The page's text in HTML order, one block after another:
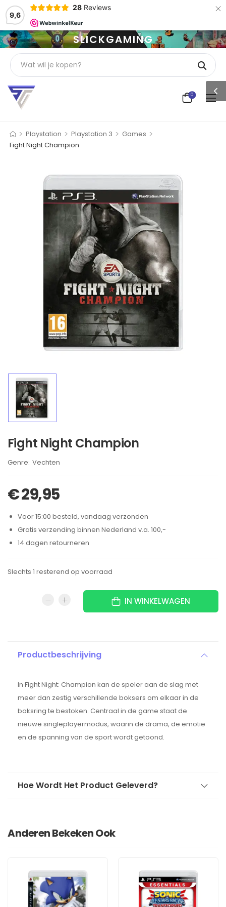
9,6
28 Reviews ×
SLICKGAMING
0
> Playstation > Playstation 3 > Games >
Fight Night Champion
Fight Night Champion
Brand:
Vechten
€29,95
Voor 15:00 besteld, vandaag verzonden
Gratis verzending binnen Nederland v.a. 100,-
14 dagen retourneren
Slechts 1 resterend op voorraad
IN WINKELWAGEN
Productbeschrijving
In Fight Night: Champion kan de speler aan de slag met
meer dan zestig verschillende boksers om elkaar in de
boksring te bestoken. Centraal in de game staat de
nieuwe singleplayermodus, waarin de drama, de emotie
en de spanning van de sport wordt getoond.
Hoe Wordt Het Product Geleverd?
Anderen Bekeken Ook